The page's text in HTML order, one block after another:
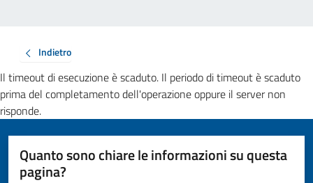
Indietro
Il timeout di esecuzione è scaduto. Il periodo di timeout è scaduto
prima del completamento dell'operazione oppure il server non
risponde.
Quanto sono chiare le informazioni su questa
pagina?